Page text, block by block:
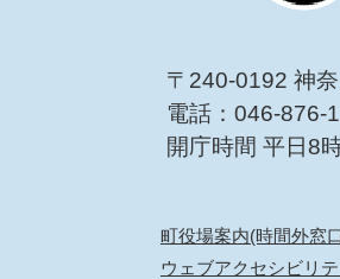
〒240-0192 神
電話：046-876-
開庁時間 平日8
町役場案内(時間外窓
ウェブアクセシビリテ